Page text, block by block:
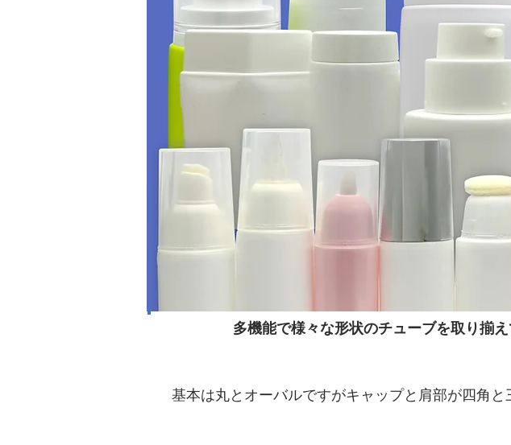
多機能で様々な形状のチューブを取り揃
基本は丸とオーバルですがキャップと肩部が四角